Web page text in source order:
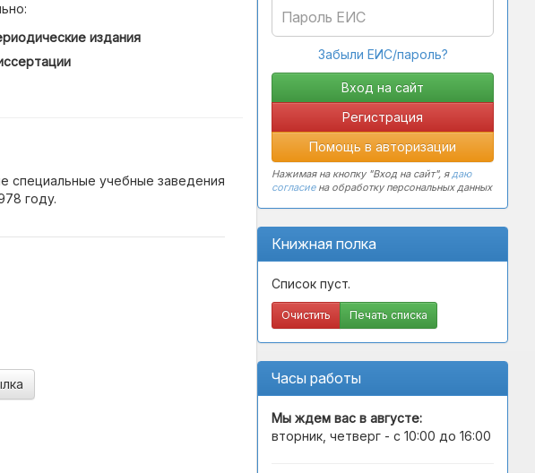
Забыли ЕИС/пароль?
Регистрация
Помощь в авторизации
Нажимая на кнопку "Вход на сайт", ядаю
согласиена обработку персональных данных
Книжная полка
Список пуст.
Очистить Печать списка
Часы работы
Мы ждем вас в августе:
вторник, четверг - с 10:00 до 16:00
издания
специальные учебные заведения
году.